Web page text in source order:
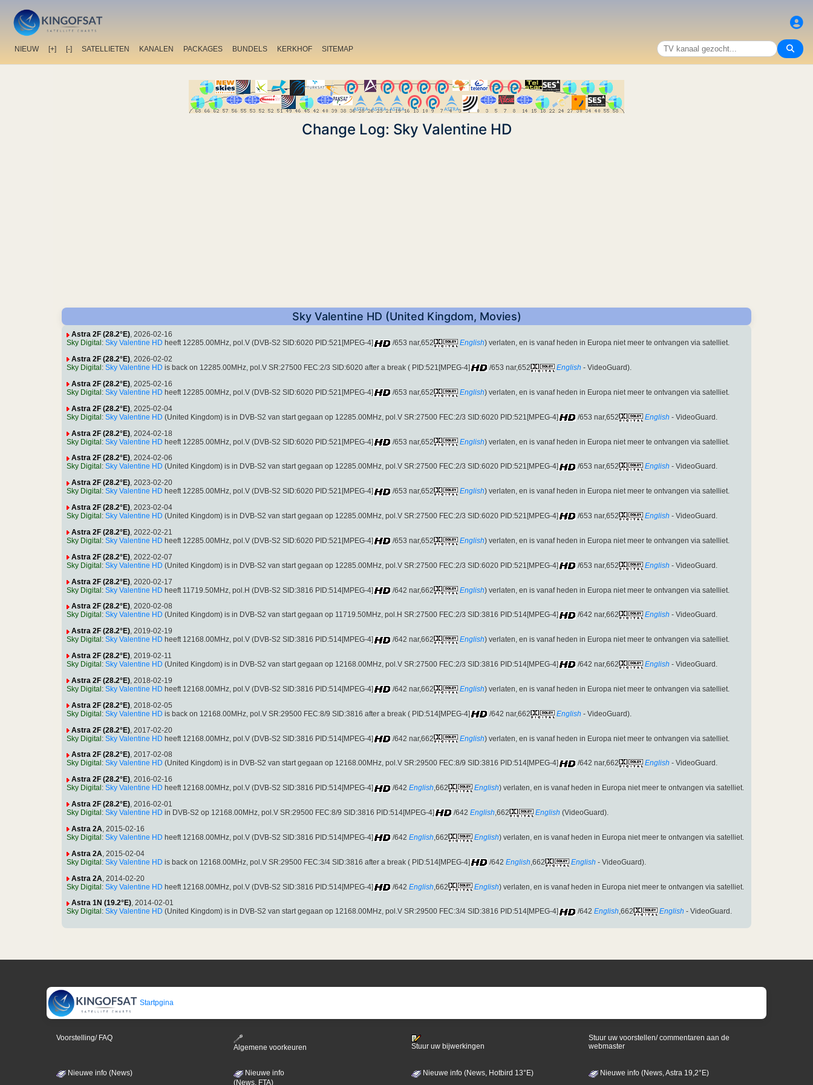
NIEUW [+] [-] SATELLIETEN KANALEN PACKAGES BUNDELS KERKHOF SITEMAP
Change Log: Sky Valentine HD
Sky Valentine HD (United Kingdom, Movies)
Astra 2F (28.2°E), 2026-02-16
Sky Digital : Sky Valentine HD heeft 12285.00MHz, pol.V (DVB-S2 SID:6020 PID:521[MPEG-4] /653 nar,652 English) verlaten, en is vanaf heden in Europa niet meer te ontvangen via satelliet.
Astra 2F (28.2°E), 2026-02-02
Sky Digital : Sky Valentine HD is back on 12285.00MHz, pol.V SR:27500 FEC:2/3 SID:6020 after a break ( PID:521[MPEG-4] /653 nar,652 English - VideoGuard).
Astra 2F (28.2°E), 2025-02-16
Sky Digital : Sky Valentine HD heeft 12285.00MHz, pol.V (DVB-S2 SID:6020 PID:521[MPEG-4] /653 nar,652 English) verlaten, en is vanaf heden in Europa niet meer te ontvangen via satelliet.
Astra 2F (28.2°E) , 2025-02-04
Sky Digital: Sky Valentine HD (United Kingdom) is in DVB-S2 van start gegaan op 12285.00MHz, pol.V SR:27500 FEC:2/3 SID:6020 PID:521[MPEG-4] /653 nar,652 English - VideoGuard.
Astra 2F (28.2°E) , 2024-02-18
Sky Digital: Sky Valentine HD heeft 12285.00MHz, pol.V (DVB-S2 SID:6020 PID:521[MPEG-4] /653 nar,652 English) verlaten, en is vanaf heden in Europa niet meer te ontvangen via satelliet.
Astra 2F (28.2°E), 2024-02-06
Sky Digital : Sky Valentine HD (United Kingdom) is in DVB-S2 van start gegaan op 12285.00MHz, pol.V SR:27500 FEC:2/3 SID:6020 PID:521[MPEG-4] /653 nar,652 English - VideoGuard.
Astra 2F (28.2°E), 2023-02-20
Sky Digital : Sky Valentine HD heeft 12285.00MHz, pol.V (DVB-S2 SID:6020 PID:521[MPEG-4] /653 nar,652 English) verlaten, en is vanaf heden in Europa niet meer te ontvangen via satelliet.
Astra 2F (28.2°E), 2023-02-04
Sky Digital : Sky Valentine HD (United Kingdom) is in DVB-S2 van start gegaan op 12285.00MHz, pol.V SR:27500 FEC:2/3 SID:6020 PID:521[MPEG-4] /653 nar,652 English - VideoGuard.
Astra 2F (28.2°E), 2022-02-21
Sky Digital : Sky Valentine HD heeft 12285.00MHz, pol.V (DVB-S2 SID:6020 PID:521[MPEG-4] /653 nar,652 English) verlaten, en is vanaf heden in Europa niet meer te ontvangen via satelliet.
Astra 2F (28.2°E) , 2022-02-07
Sky Digital: Sky Valentine HD (United Kingdom) is in DVB-S2 van start gegaan op 12285.00MHz, pol.V SR:27500 FEC:2/3 SID:6020 PID:521[MPEG-4] /653 nar,652 English - VideoGuard.
Astra 2F (28.2°E) , 2020-02-17
Sky Digital: Sky Valentine HD heeft 11719.50MHz, pol.H (DVB-S2 SID:3816 PID:514[MPEG-4] /642 nar,662 English) verlaten, en is vanaf heden in Europa niet meer te ontvangen via satelliet.
Astra 2F (28.2°E), 2020-02-08
Sky Digital : Sky Valentine HD (United Kingdom) is in DVB-S2 van start gegaan op 11719.50MHz, pol.H SR:27500 FEC:2/3 SID:3816 PID:514[MPEG-4] /642 nar,662 English - VideoGuard.
Astra 2F (28.2°E), 2019-02-19
Sky Digital : Sky Valentine HD heeft 12168.00MHz, pol.V (DVB-S2 SID:3816 PID:514[MPEG-4] /642 nar,662 English) verlaten, en is vanaf heden in Europa niet meer te ontvangen via satelliet.
Astra 2F (28.2°E), 2019-02-11
Sky Digital : Sky Valentine HD (United Kingdom) is in DVB-S2 van start gegaan op 12168.00MHz, pol.V SR:27500 FEC:2/3 SID:3816 PID:514[MPEG-4] /642 nar,662 English - VideoGuard.
Astra 2F (28.2°E), 2018-02-19
Sky Digital: Sky Valentine HD heeft 12168.00MHz, pol.V (DVB-S2 SID:3816 PID:514[MPEG-4] /642 nar,662 English) verlaten, en is vanaf heden in Europa niet meer te ontvangen via satelliet.
Astra 2F (28.2°E) , 2018-02-05
Sky Digital: Sky Valentine HD is back on 12168.00MHz, pol.V SR:29500 FEC:8/9 SID:3816 after a break ( PID:514[MPEG-4] /642 nar,662 English - VideoGuard).
Astra 2F (28.2°E) , 2017-02-20
Sky Digital: Sky Valentine HD heeft 12168.00MHz, pol.V (DVB-S2 SID:3816 PID:514[MPEG-4] /642 nar,662 English) verlaten, en is vanaf heden in Europa niet meer te ontvangen via satelliet.
Astra 2F (28.2°E), 2017-02-08
Sky Digital : Sky Valentine HD (United Kingdom) is in DVB-S2 van start gegaan op 12168.00MHz, pol.V SR:29500 FEC:8/9 SID:3816 PID:514[MPEG-4] /642 nar,662 English - VideoGuard.
Astra 2F (28.2°E), 2016-02-16
Sky Digital : Sky Valentine HD heeft 12168.00MHz, pol.V (DVB-S2 SID:3816 PID:514[MPEG-4] /642 English,662 English) verlaten, en is vanaf heden in Europa niet meer te ontvangen via satelliet.
Astra 2F (28.2°E), 2016-02-01
Sky Digital : Sky Valentine HD in DVB-S2 op 12168.00MHz, pol.V SR:29500 FEC:8/9 SID:3816 PID:514[MPEG-4] /642 English,662 English (VideoGuard).
Astra 2A, 2015-02-16
Sky Digital: Sky Valentine HD heeft 12168.00MHz, pol.V (DVB-S2 SID:3816 PID:514[MPEG-4] /642 English,662 English) verlaten, en is vanaf heden in Europa niet meer te ontvangen via satelliet.
Astra 2A , 2015-02-04
Sky Digital: Sky Valentine HD is back on 12168.00MHz, pol.V SR:29500 FEC:3/4 SID:3816 after a break ( PID:514[MPEG-4] /642 English ,662 English - VideoGuard).
Astra 2A , 2014-02-20
Sky Digital: Sky Valentine HD heeft 12168.00MHz, pol.V (DVB-S2 SID:3816 PID:514[MPEG-4] /642 English ,662 English) verlaten, en is vanaf heden in Europa niet meer te ontvangen via satelliet.
Astra 1N (19.2°E), 2014-02-01
Sky Digital : Sky Valentine HD (United Kingdom) is in DVB-S2 van start gegaan op 12168.00MHz, pol.V SR:29500 FEC:3/4 SID:3816 PID:514[MPEG-4] /642 English,662 English - VideoGuard.
Startpgina
Voorstelling/ FAQ
Algemene voorkeuren
Stuur uw bijwerkingen
Stuur uw voorstellen/ commentaren aan de
webmaster
Nieuwe info (News)
Nieuwe info
(News, FTA)
Nieuwe info (News, Hotbird 13°E) Nieuwe info (News, Astra 19,2°E)